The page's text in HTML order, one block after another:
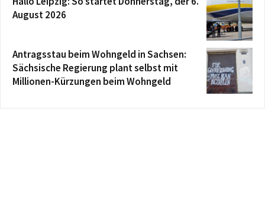
August 2026
Antragsstau beim Wohngeld in Sachsen:
Sächsische Regierung plant selbst mit
Millionen-Kürzungen beim Wohngeld